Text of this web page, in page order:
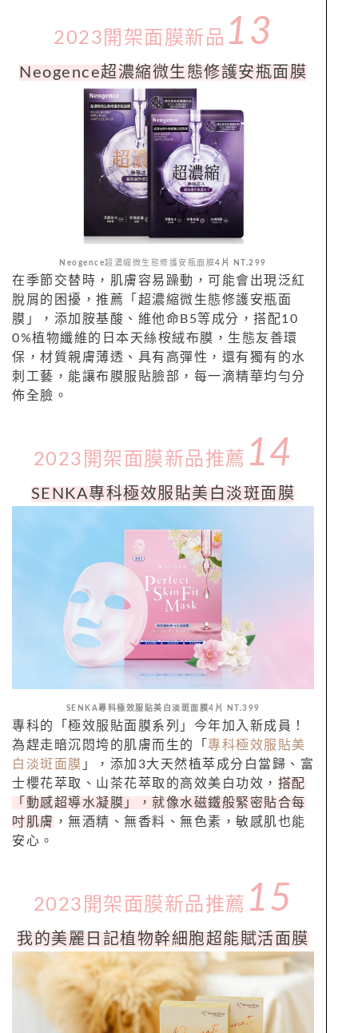
2023開架面膜新品 13
Neogence超濃縮微生態修護安瓶面膜
Neogence超濃縮微生態修護安瓶面膜4片 NT.299
在季節交替時，肌膚容易躁動，可能會出現泛紅
脫屑的困擾，推薦「超濃縮微生態修護安瓶面
膜」，添加胺基酸、維他命B5等成分，搭配10
0%植物纖維的日本天絲桉絨布膜，生態友善環
保，材質親膚薄透、具有高彈性，還有獨有的水
刺工藝，能讓布膜服貼臉部，每一滴精華均勻分
佈全臉。
2023開架面膜新品推薦 14
SENKA專科極效服貼美白淡斑 面膜
SENKA專科極效服貼美白淡斑 面膜4片 NT.399
專科的「極效服貼面膜系列」今年加入新成員！
為趕走暗沉悶垮的肌膚而生的「 專科極效服貼美
白淡斑 面膜 」，添加 3大天然植萃成分白當歸、富
士櫻花萃取、 山茶花萃取的高效美白功效， 搭配
「動感超導水凝膜」，就像水磁鐵般緊密貼合每
吋肌膚 ，無酒精、無香料、 無色素，敏感肌也能
安心。
2023開架面膜新品推薦 15
我的美麗日記植物幹細胞超能賦活 面膜